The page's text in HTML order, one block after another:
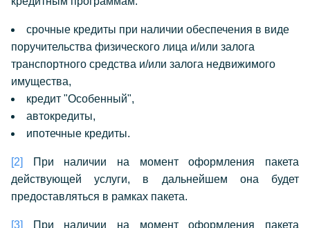
срочные кредиты при наличии обеспечения в виде
поручительства физического лица и/или залога
транспортного средства и/или залога недвижимого
имущества,
кредит "Особенный",
автокредиты,
ипотечные кредиты.
[2]
При наличии на момент оформления пакета
действующей услуги, в дальнейшем она будет
предоставляться в рамках пакета.
[3]
При наличии на момент оформления пакета